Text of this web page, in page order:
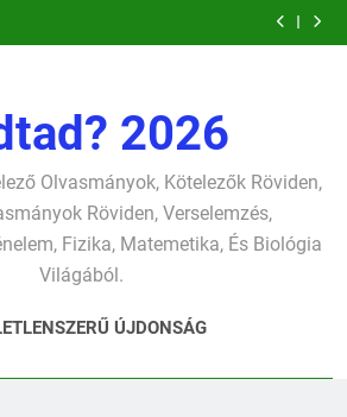
2026
Olvasmányok, Kötelezők Röviden,
Röviden, Verselemzés,
Fizika, Matemetika, És Biológia
Világából.
ÚJDONSÁG